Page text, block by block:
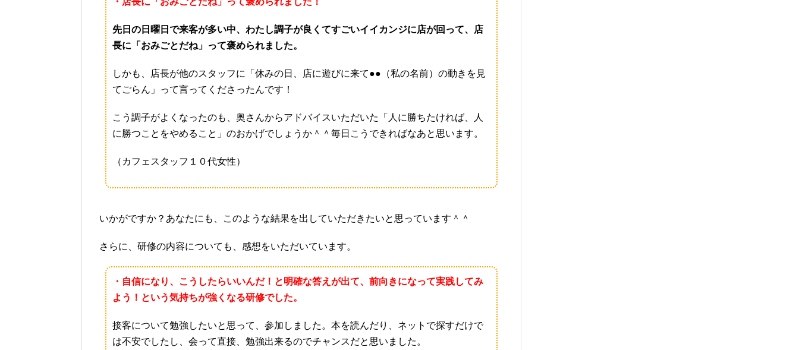
先日の日曜日で来客が多い中、わたし調子が良くてすごいイイカンジに店が回って、店
長に「おみごとだね」って褒められました。
しかも、店長が他のスタッフに「休みの日、店に遊びに来て●●（私の名前）の動きを見
てごらん」って言ってくださったんです！
こう調子がよくなったのも、奥さんからアドバイスいただいた「人に勝ちたければ、人
に勝つことをやめること」のおかげでしょうか＾＾毎日こうできればなあと思います。
（カフェスタッフ１０代女性）
いかがですか？あなたにも、このような結果を出していただきたいと思っています＾＾
さらに、研修の内容についても、感想をいただいています。
・自信になり、こうしたらいいんだ！と明確な答えが出て、前向きになって実践してみ
よう！という気持ちが強くなる研修でした。
接客について勉強したいと思って、参加しました。本を読んだり、ネットで探すだけで
は不安でしたし、会って直接、勉強出来るのでチャンスだと思いました。